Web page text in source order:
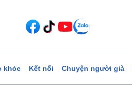
khỏe Kết nối Chuyện người già